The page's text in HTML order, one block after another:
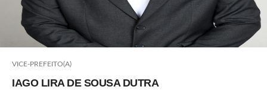
VICE-PREFEITO(A)
IAGO LIRA DE SOUSA DUTRA